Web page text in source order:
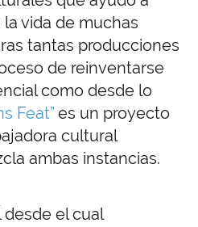
vida de muchas
tantas producciones
de reinventarse
como desde lo
Feat” es un proyecto
cultural
ambas instancias.
desde el cual